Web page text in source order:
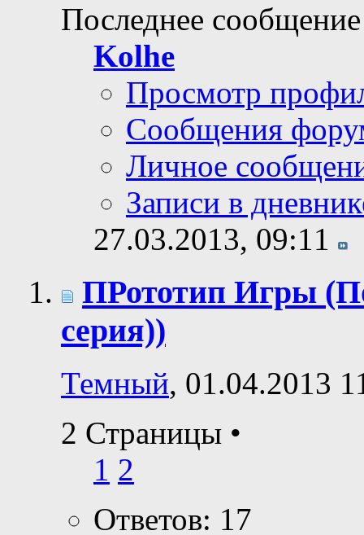
Последнее
Kolhe
Просмотр
Сообщения
Личное
Записи в
27.03.2013, 09:11
ПРототип Игры
серия))
Темный, 01.04.2013
2 Страницы •
1 2
Ответов: 17